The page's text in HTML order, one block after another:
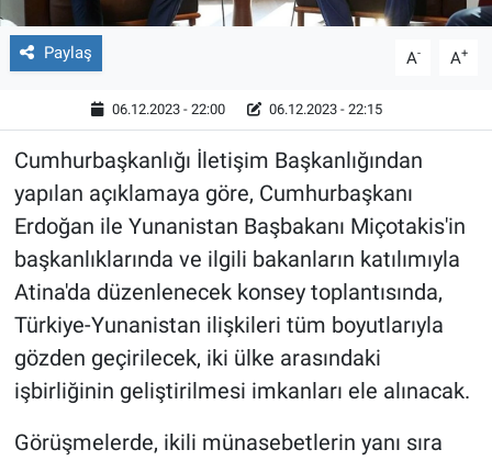
Paylaş A- A+
06.12.2023 - 22:00 06.12.2023 - 22:15
Cumhurbaşkanlığı İletişim Başkanlığından
yapılan açıklamaya göre, Cumhurbaşkanı
Erdoğan ile Yunanistan Başbakanı Miçotakis'in
başkanlıklarında ve ilgili bakanların katılımıyla
Atina'da düzenlenecek konsey toplantısında,
Türkiye-Yunanistan ilişkileri tüm boyutlarıyla
gözden geçirilecek, iki ülke arasındaki
işbirliğinin geliştirilmesi imkanları ele alınacak.
Görüşmelerde, ikili münasebetlerin yanı sıra